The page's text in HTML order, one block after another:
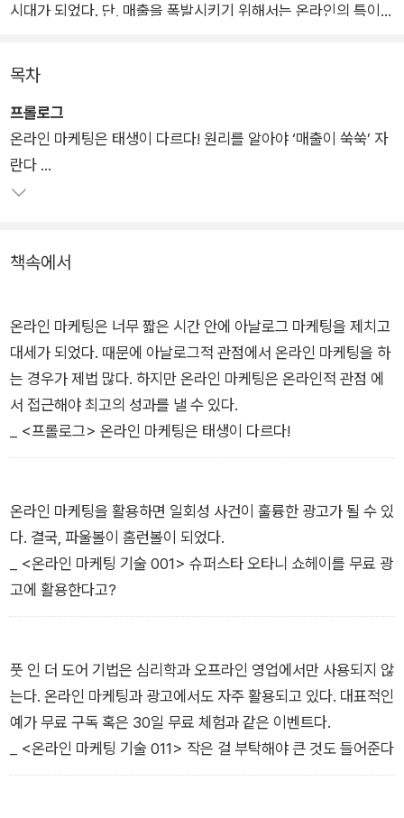
시대가 되었다. 단, 매출을 폭발시키기 위해서는 온라인의 특이점
그렇다면, 온라인 마케팅은 뭐가 다를까? 어디에 돈을 써야 가장
효과적일까? 당장 무엇부터 시작하지? 바로 이때 <무조건 팔리
는 온라인 마케팅 기술 100>이 필요하다. 온라인 마케팅에서 잔
뼈가 굵은 현직 마케팅 고수가 가장 효과적인 온라인기술 100가
지를 선별했다.
케팅이 가능해져서(4장), 1,000% 매출을 확장하고 유지할 수 있
면서 매출 증대와 브랜딩을 모두 달성할 수 있을 것이다. 이제 그
성과를 매출로 확인해보자.
목차
프롤로그
온라인 마케팅은 태생이 다르다! 원리를 알아야 ‘매출이 쑥쑥’ 자
란다
책속에서
온라인 마케팅은 너무 짧은 시간 안에 아날로그 마케팅을 제치고
대세가 되었다. 때문에 아날로그적 관점에서 온라인 마케팅을 하
는 경우가 제법 많다. 하지만 온라인 마케팅은 온라인적 관점 에
서 접근해야 최고의 성과를 낼 수 있다.
_ <프롤로그> 온라인 마케팅은 태생이 다르다!
온라인 마케팅을 활용하면 일회성 사건이 훌륭한 광고가 될 수 있
다. 결국, 파울볼이 홈런볼이 되었다.
_ <온라인 마케팅 기술 001> 슈퍼스타 오타니 쇼헤이를 무료 광
고에 활용한다고?
풋 인 더 도어 기법은 심리학과 오프라인 영업에서만 사용되지 않
는다. 온라인 마케팅과 광고에서도 자주 활용되고 있다. 대표적인
예가 무료 구독 혹은 30일 무료 체험과 같은 이벤트다.
_ <온라인 마케팅 기술 011> 작은 걸 부탁해야 큰 것도 들어준다